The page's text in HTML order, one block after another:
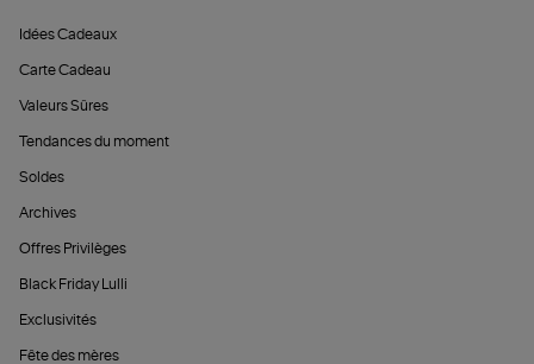
Idées Cadeaux
Carte Cadeau
Valeurs Sûres
Tendances du moment
Soldes
Archives
Offres Privilèges
Black Friday Lulli
Exclusivités
Fête des mères